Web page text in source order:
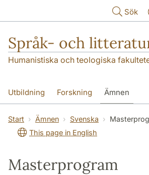
Sök
Språk- och
Humanistiska och teologiska
Utbildning Forskning Ämnen
SOL-husen Kontakt Institutionen
översättning till svenska
Start Ämnen Svenska
This page in English
Masterprogram